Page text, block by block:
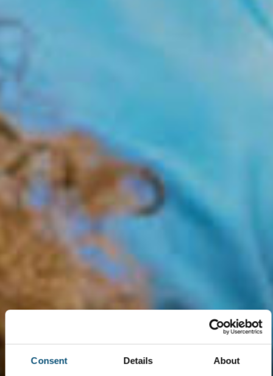
Consent Details About